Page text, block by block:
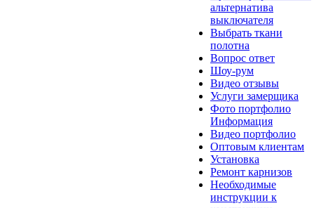
альтернатива
выключателя
Выбрать ткани
полотна
Вопрос ответ
Шоу-рум
Видео отзывы
Услуги замерщика
Фото портфолио
Информация
Видео портфолио
Оптовым клиентам
Установка
Ремонт карнизов
Необходимые
инструкции к